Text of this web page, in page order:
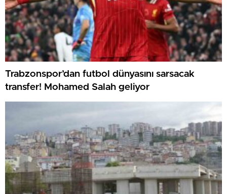
Trabzonspor’dan futbol dünyasını sarsacak
transfer! Mohamed Salah geliyor